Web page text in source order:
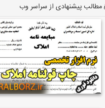
مطالب پیشنهادی از سراسر وب